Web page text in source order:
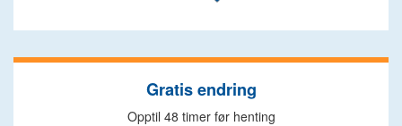
Gratis endring
Opptil 48 timer før henting